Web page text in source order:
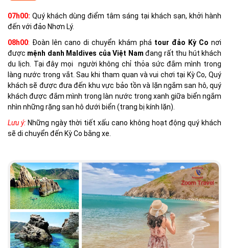
07h00: Quý khách dùng điểm tâm sáng tại khách sạn, khởi hành
đến với đảo Nhơn Lý.
08h00: Đoàn lên cano di chuyển khám phá tour đảo Kỳ Co nơi
được mệnh danh Maldives của Việt Nam đang rất thu hút khách
du lịch. Tại đây mọi người không chỉ thỏa sức đắm mình trong
làng nước trong vắt. Sau khi tham quan và vui chơi tại Kỳ Co, Quý
khách sẽ được đưa đến khu vực bảo tồn và lặn ngắm san hô, quý
khách được đắm mình trong làn nước trong xanh giữa biển ngắm
nhìn những rặng san hô dưới biển (trang bị kính lặn).
Lưu ý:Những ngày thời tiết xấu cano không hoạt động quý khách
sẽ di chuyển đến Kỳ Co bằng xe.